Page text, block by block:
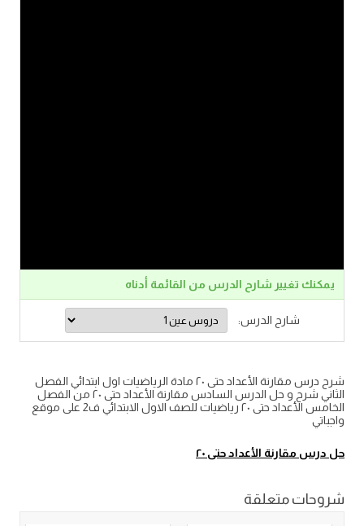
يمكنك تغيير شارح الدرس من القائمة أدناه
شارح الدرس:
شرح درس مقارنة الأعداد حتى ٢٠ مادة الرياضيات اول ابتدائي الفصل
الثاني شرح و حل الدرس السادس مقارنة الأعداد حتى ٢٠ من الفصل
الخامس الأعداد حتى ٢٠ رياضيات للصف الاول الابتدائي ف2 على موقع
واجباتي
حل درس مقارنة الأعداد حتى ٢٠
شروحات متعلقة